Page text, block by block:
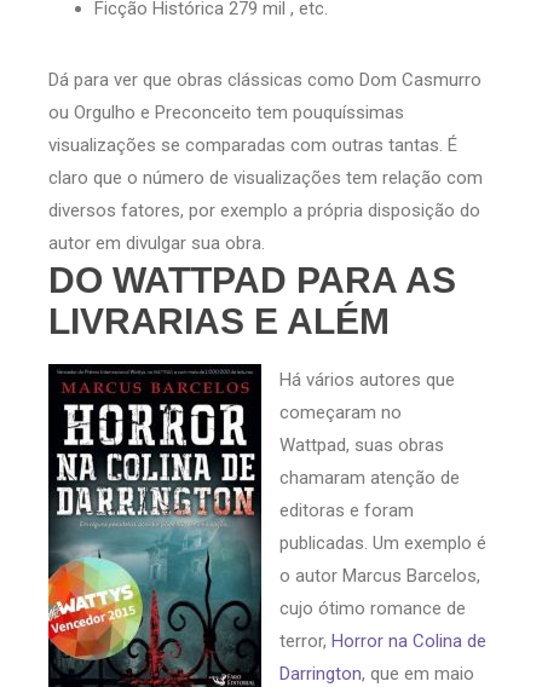
Ficção Histórica 279 mil , etc.
Dá para ver que obras clássicas como Dom Casmurro
ou Orgulho e Preconceito tem pouquíssimas
visualizações se comparadas com outras tantas. É
claro que o número de visualizações tem relação com
diversos fatores, por exemplo a própria disposição do
autor em divulgar sua obra.
DO WATTPAD PARA AS
LIVRARIAS E ALÉM
Há vários autores que
começaram no
Wattpad, suas obras
chamaram atenção de
editoras e foram
publicadas. Um exemplo é
o autor Marcus Barcelos,
cujo ótimo romance de
terror, Horror na Colina de
Darrington, que em maio